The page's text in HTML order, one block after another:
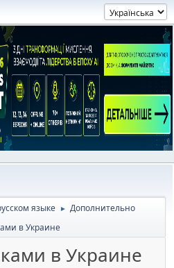
языке ► Дополнительно
в Украине
в Украине